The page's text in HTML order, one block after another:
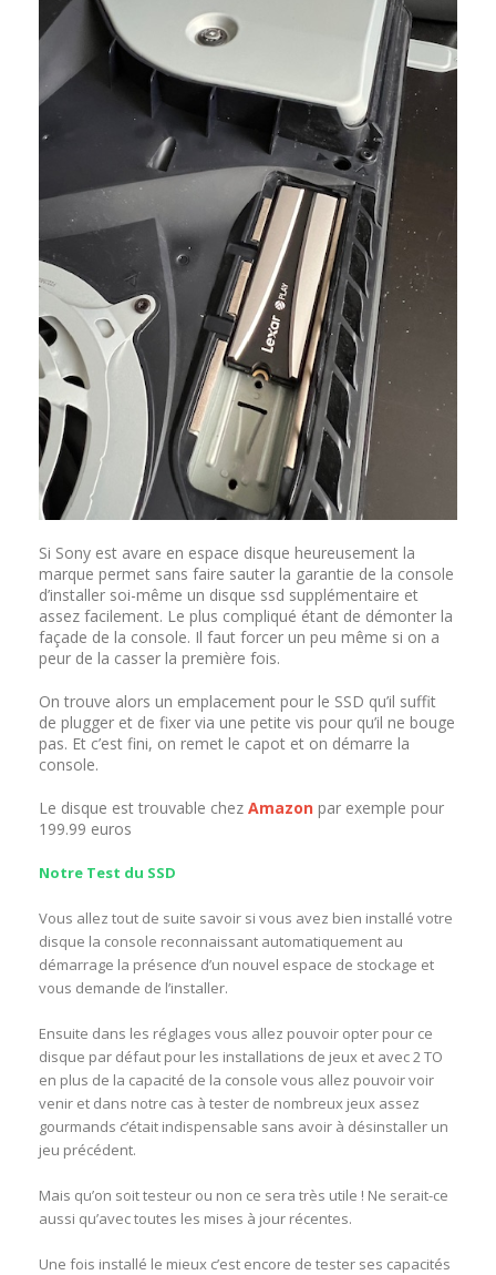
Si Sony est avare en espace disque heureusement la
marque permet sans faire sauter la garantie de la console
d’installer soi-même un disque ssd supplémentaire et
assez facilement. Le plus compliqué étant de démonter la
façade de la console. Il faut forcer un peu même si on a
peur de la casser la première fois.
On trouve alors un emplacement pour le SSD qu’il suffit
de plugger et de fixer via une petite vis pour qu’il ne bouge
pas. Et c’est fini, on remet le capot et on démarre la
console.
Le disque est trouvable chez Amazon par exemple pour
199.99 euros
Notre Test du SSD
Vous allez tout de suite savoir si vous avez bien installé votre
disque la console reconnaissant automatiquement au
démarrage la présence d’un nouvel espace de stockage et
vous demande de l’installer.
Ensuite dans les réglages vous allez pouvoir opter pour ce
disque par défaut pour les installations de jeux et avec 2 TO
en plus de la capacité de la console vous allez pouvoir voir
venir et dans notre cas à tester de nombreux jeux assez
gourmands c’était indispensable sans avoir à désinstaller un
jeu précédent.
Mais qu’on soit testeur ou non ce sera très utile ! Ne serait-ce
aussi qu’avec toutes les mises à jour récentes.
Une fois installé le mieux c’est encore de tester ses capacités